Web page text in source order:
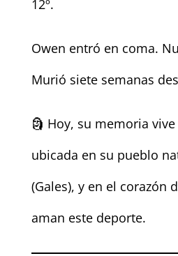
12º.
Owen entró en coma.
Murió siete semanas
🗿 Hoy, su memoria
ubicada en su pueblo
(Gales), y en el corazón
aman este deporte.